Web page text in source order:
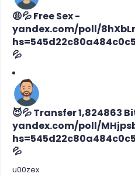
😩💦 Free Sex -
yandex.com/poll/
💦
😈💦 Transfer 1,824863
yandex.com/poll/
💦
u00zex